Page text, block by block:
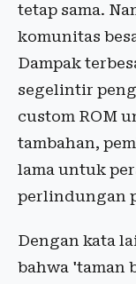
tetap sama.
komunitas
Dampak
segelintir
custom ROM
tambahan,
lama untuk
perlindungan
Dengan kata
bahwa 'taman